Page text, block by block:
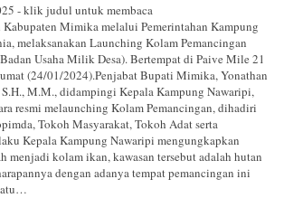
- klik judul untuk membaca
Mimika melalui Pemerintahan Kampung
melaksanakan Launching Kolam Pemancingan
Usaha Milik Desa). Bertempat di Paive Mile 21
(24/01/2024).Penjabat Bupati Mimika, Yonathan
M.M., didampingi Kepala Kampung Nawaripi,
resmi melaunching Kolam Pemancingan, dihadiri
Tokoh Masyarakat, Tokoh Adat serta
Kepala Kampung Nawaripi mengungkapkan
menjadi kolam ikan, kawasan tersebut adalah hutan
dengan adanya tempat pemancingan ini